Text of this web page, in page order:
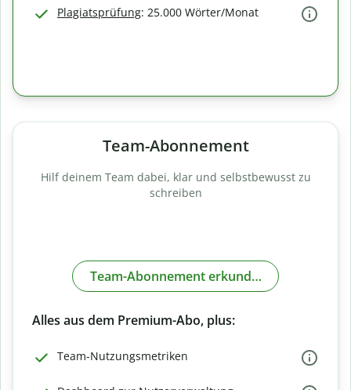
Plagiatsprüfung: 25.000 Wörter/Monat
Team-Abonnement
Hilf deinem Team dabei, klar und selbstbewusst zu
schreiben
Team-Abonnement erkunden
Alles aus dem Premium-Abo, plus:
Team-Nutzungsmetriken